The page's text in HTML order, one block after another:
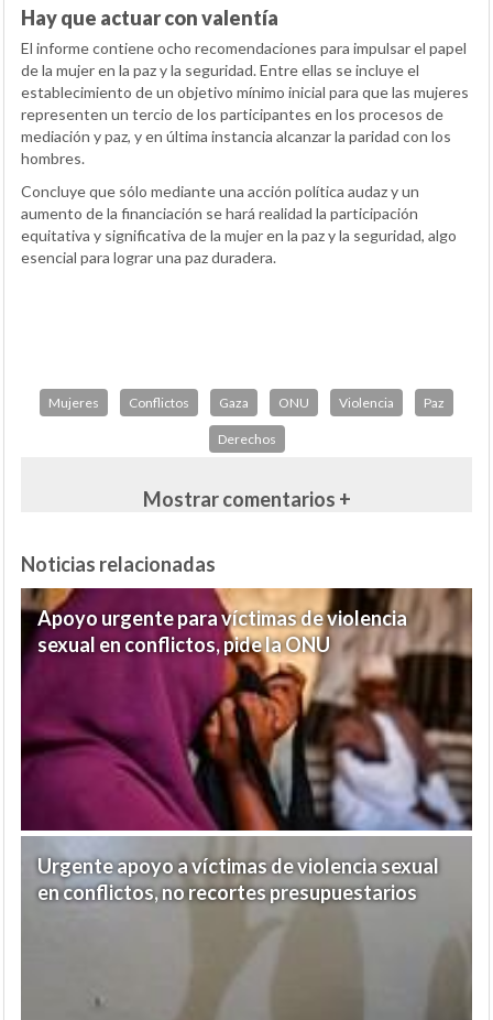
Hay que actuar con valentía
El informe contiene ocho recomendaciones para impulsar el papel
de la mujer en la paz y la seguridad. Entre ellas se incluye el
establecimiento de un objetivo mínimo inicial para que las mujeres
representen un tercio de los participantes en los procesos de
mediación y paz, y en última instancia alcanzar la paridad con los
hombres.
Concluye que sólo mediante una acción política audaz y un
aumento de la financiación se hará realidad la participación
equitativa y significativa de la mujer en la paz y la seguridad, algo
esencial para lograr una paz duradera.
Mujeres Conflictos Gaza ONU Violencia Paz
Derechos
Mostrar comentarios +
Noticias relacionadas
Apoyo urgente para víctimas de violencia
sexual en conflictos, pide la ONU
Urgente apoyo a víctimas de violencia sexual
en conflictos, no recortes presupuestarios